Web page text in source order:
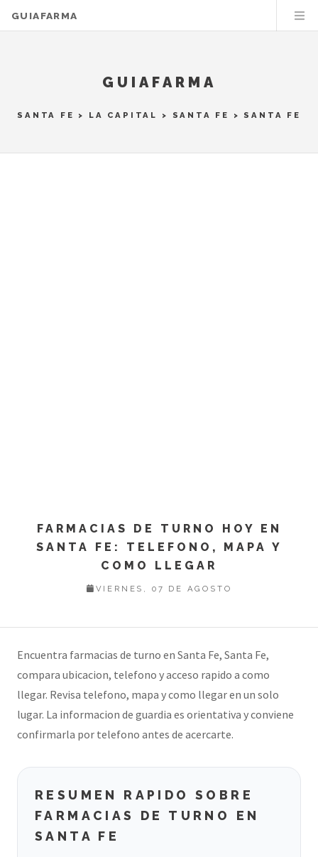
GUIAFARMA
GUIAFARMA
SANTA FE > LA CAPITAL > SANTA FE > SANTA FE
FARMACIAS DE TURNO HOY EN
SANTA FE: TELEFONO, MAPA Y
COMO LLEGAR
VIERNES, 07 DE AGOSTO
Encuentra farmacias de turno en Santa Fe, Santa Fe,
compara ubicacion, telefono y acceso rapido a como
llegar. Revisa telefono, mapa y como llegar en un solo
lugar. La informacion de guardia es orientativa y conviene
confirmarla por telefono antes de acercarte.
RESUMEN RAPIDO SOBRE
FARMACIAS DE TURNO EN
SANTA FE